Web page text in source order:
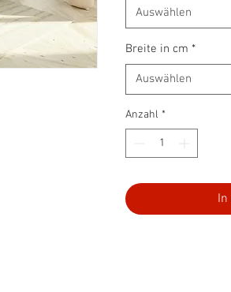
Auswählen
Breite in cm *
Auswählen
Anzahl *
In